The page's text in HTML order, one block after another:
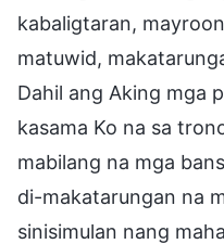
kabaligtaran,
matuwid,
Dahil ang Aking mga
kasama Ko na sa
mabilang na mga
di-makatarungan na
sinisimulan nang